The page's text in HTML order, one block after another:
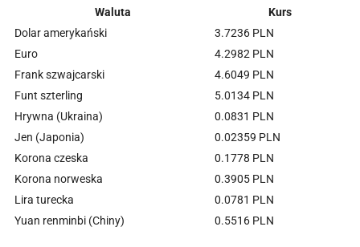
Waluta
Kurs
Dolar amerykański
3.7236 PLN
Euro
4.2982 PLN
Frank szwajcarski
4.6049 PLN
Funt szterling
5.0134 PLN
Hrywna (Ukraina)
0.0831 PLN
Jen (Japonia)
0.02359 PLN
Korona czeska
0.1778 PLN
Korona norweska
0.3905 PLN
Lira turecka
0.0781 PLN
Yuan renminbi (Chiny)
0.5516 PLN